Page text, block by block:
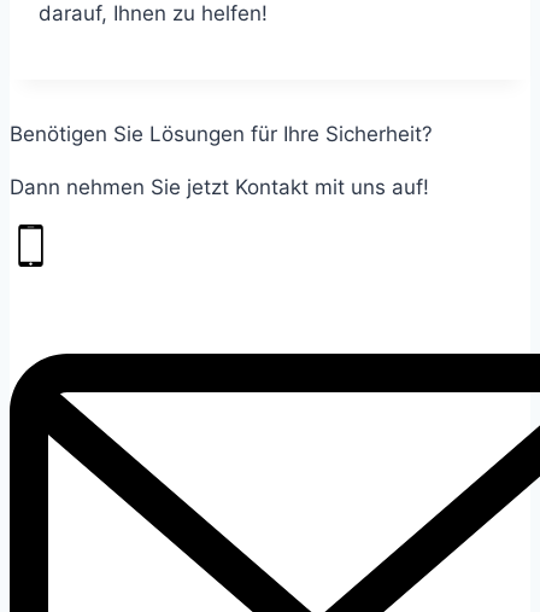
darauf, Ihnen zu helfen!
Benötigen Sie Lösungen für Ihre Sicherheit?
Dann nehmen Sie jetzt Kontakt mit uns auf!